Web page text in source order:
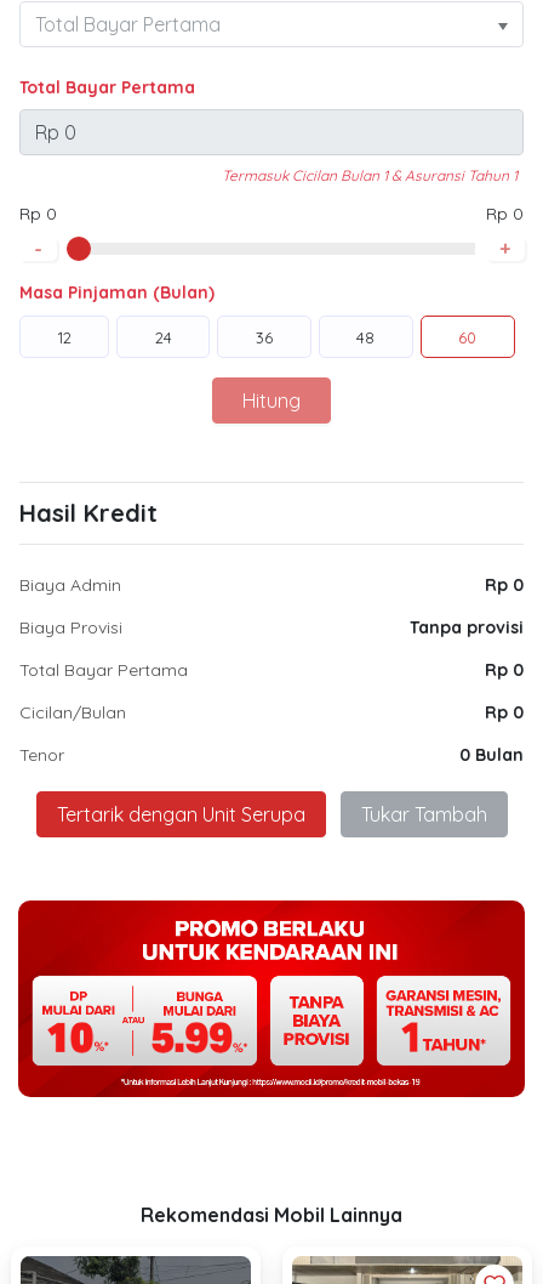
Total Bayar Pertama
Termasuk Cicilan Bulan 1 & Asuransi Tahun 1
Rp 0 Rp 0
- +
Masa Pinjaman (Bulan)
12 24 36 48 60
Hitung
Hasil Kredit
Biaya Admin
Rp 0
Biaya Provisi
Tanpa provisi
Total Bayar Pertama
Rp 0
Cicilan/Bulan
Rp 0
Tenor
0 Bulan
Tertarik dengan Unit Serupa Tukar Tambah
Rekomendasi Mobil Lainnya